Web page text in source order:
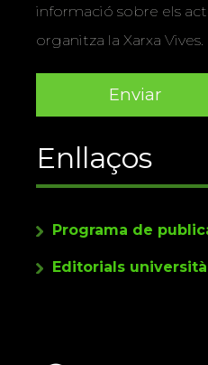
informació sobre els
organitza la Xarxa Vives.
Enllaços
Programa de
Editorials